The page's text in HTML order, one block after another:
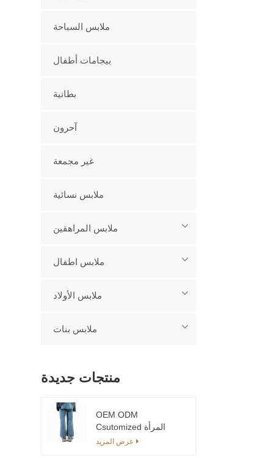
ملابس السباحة
بيجامات أطفال
بطانية
آحرون
غير مجمعة
ملابس نسائية
ملابس المراهقين
ملابس اطفال
ملابس الأولاد
ملابس بنات
منتجات جديدة
OEM ODM
Csutomized المرأة
موضة سراويل تقليدية
عرض المزيد